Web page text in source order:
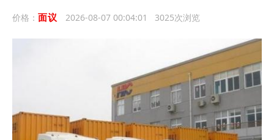
价格： 面议 2026-08-07 00:04:01 3025次浏览